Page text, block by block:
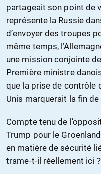
partageait son point de
représente la Russie
d’envoyer des troupes
même temps,
une mission conjointe
Première ministre
que la prise de contrôle
Unis marquerait la fin de
Compte tenu de
Trump pour le
en matière de sécurité
trame-t-il réellement ici ?